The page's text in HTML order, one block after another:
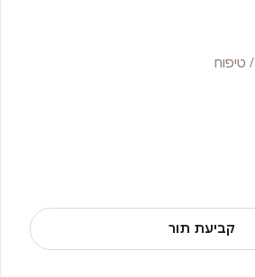
/ טיפוח
קביעת תור